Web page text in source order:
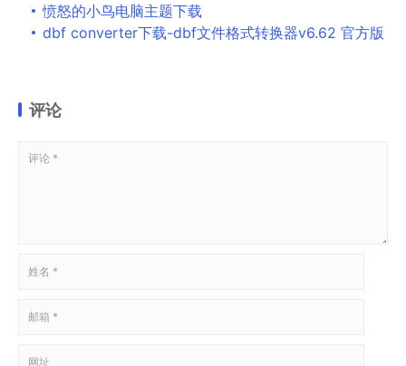
愤怒的小鸟电脑主题下载
dbf converter下载-dbf文件格式转换器v6.62 官方版
评论